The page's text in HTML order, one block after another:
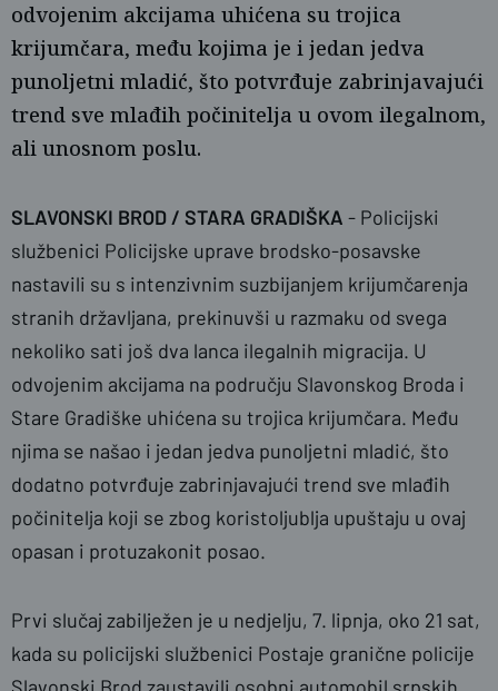
odvojenim akcijama uhićena su trojica
krijumčara, među kojima je i jedan jedva
punoljetni mladić, što potvrđuje zabrinjavajući
trend sve mlađih počinitelja u ovom ilegalnom,
ali unosnom poslu.
SLAVONSKI BROD / STARA GRADIŠKA - Policijski
službenici Policijske uprave brodsko-posavske
nastavili su s intenzivnim suzbijanjem krijumčarenja
stranih državljana, prekinuvši u razmaku od svega
nekoliko sati još dva lanca ilegalnih migracija. U
odvojenim akcijama na području Slavonskog Broda i
Stare Gradiške uhićena su trojica krijumčara. Među
njima se našao i jedan jedva punoljetni mladić, što
dodatno potvrđuje zabrinjavajući trend sve mlađih
počinitelja koji se zbog koristoljublja upuštaju u ovaj
opasan i protuzakonit posao.
Prvi slučaj zabilježen je u nedjelju, 7. lipnja, oko 21 sat,
kada su policijski službenici Postaje granične policije